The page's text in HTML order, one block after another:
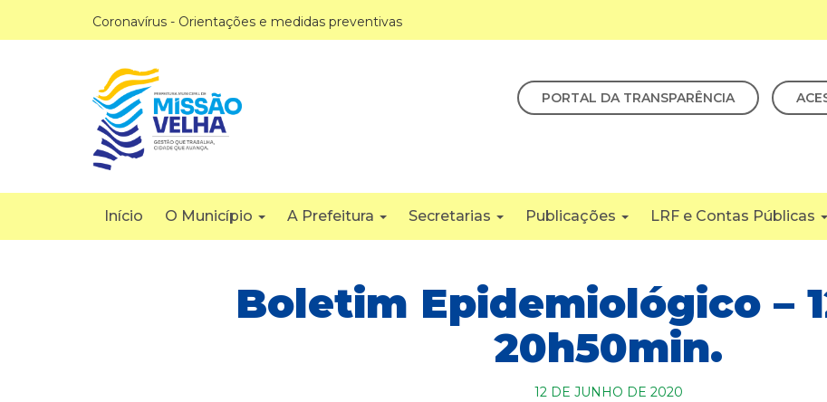
Coronavírus - Orientações e medidas preventivas
PORTAL DA TRANSPARÊNCIA
Início O Município A Prefeitura Secretarias Publicações LRF e Contas Públicas
Boletim Epidemiológico –
20h50min.
12 DE JUNHO DE 2020